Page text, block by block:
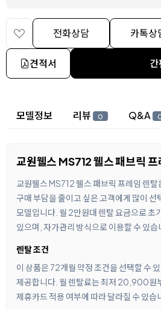
전화상담 카톡상
견적서 간
상세 정보
모델정보 리뷰 0 Q&A
교원웰스 MS712 웰스 패브릭 프
교원웰스 MS712 웰스 패브릭 프레임 렌탈
구매 부담을 줄이고 싶은 고객에게 많이 선
모델입니다. 월 2만원대 렌탈 요금으로 초
있으며, 자가관리 방식으로 이용할 수 있습
렌탈 조건
이 상품은 72개월 약정 조건을 선택할 수
제공합니다. 월 렌탈료는 최저 20,900원
제휴카드 적용 여부에 따라 달라질 수 있습